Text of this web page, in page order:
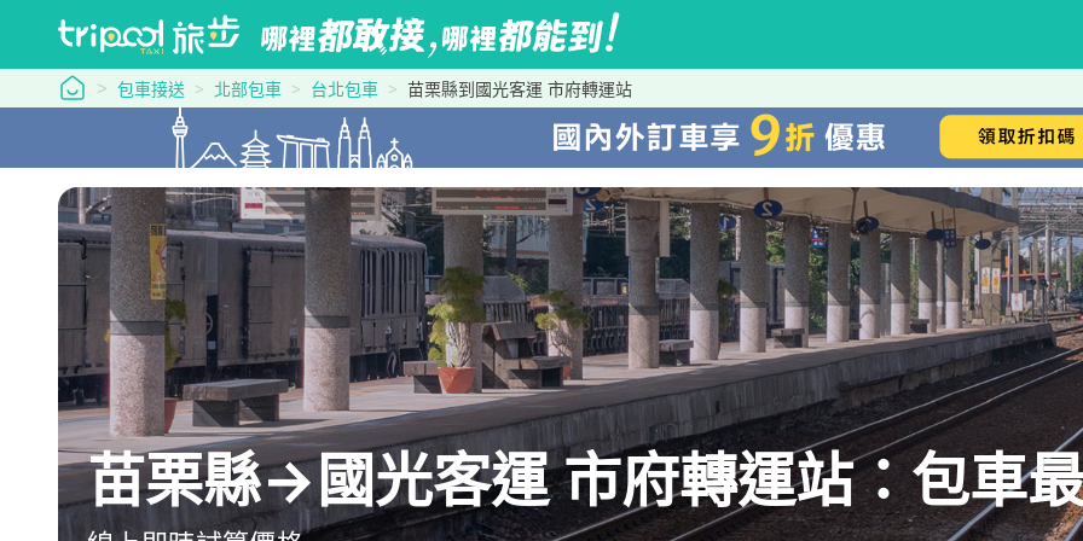
tripool 旅步
包車接送 北部包車 台北包車 苗栗縣到國光客運 市府轉運站
苗栗縣→國光客運 市府轉運站：包車